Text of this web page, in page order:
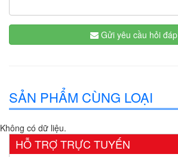
Gửi yêu cầu hỏi đáp
SẢN PHẨM CÙNG LOẠI
Không có dữ liệu.
HỖ TRỢ TRỰC TUYẾN